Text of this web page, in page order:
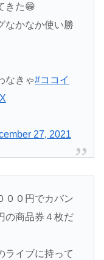
きた😁
なかなか使い勝
なきゃ#ココイ
27, 2021
００円でカバン
の商品券４枚だ
ライブに持って